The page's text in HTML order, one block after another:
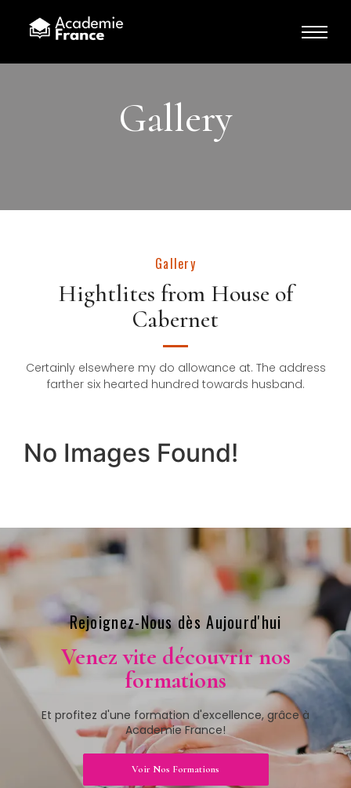
Gallery
Gallery
Hightlites from House of
Cabernet
Certainly elsewhere my do allowance at. The address
farther six hearted hundred towards husband.
No Images Found!
Rejoignez-Nous dès Aujourd'hui​
Venez vite découvrir nos
formations​
Et profitez d'une formation d'excellence, grâce à
Academie France!
Voir Nos Formations